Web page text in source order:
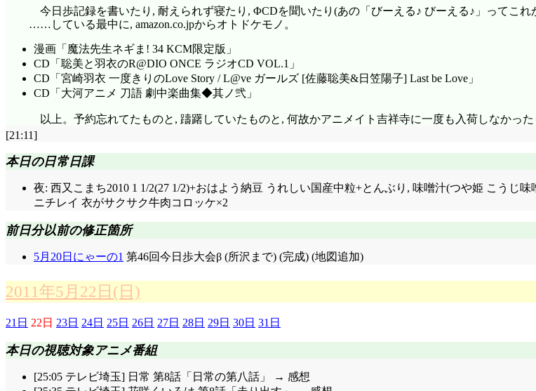
今日歩記録を書いたり, 耐えられず寝たり, ΦCDを聞いたり(あの「びーえる♪ びーえる♪」ってこ
……している最中に, amazon.co.jpからオトドケモノ。
漫画「魔法先生ネギま! 34 KCM限定版」
CD「聡美と羽衣のR@DIO ONCE ラジオCD VOL.1」
CD「宮崎羽衣 一度きりのLove Story / L@ve ガールズ [佐藤聡美&日笠陽子] Last be Love」
CD「大河アニメ 刀語 劇中楽曲集◆其ノ弐」
以上。予約忘れてたものと, 躊躇していたものと, 何故かアニメイト吉祥寺に一度も入荷しなかった
[21:11]
本日の日常日課
夜: 西又こまち2010 1 1/2(27 1/2)+おはよう納豆 うれしい国産中粒+とんぶり, 味噌汁(つや姫 こうじ
ニチレイ 衣がサクサク牛肉コロッケ×2
前日分以前の修正箇所
5月20日にゃーの1 第46回今日歩大会β (所沢まで) (完成) (地図追加)
2011年5月22日(日)
21日 22日 23日 24日 25日 26日 27日 28日 29日 30日 31日
本日の視聴対象アニメ番組
[25:05 テレビ埼玉] 日常 第8話「日常の第八話」 → 感想